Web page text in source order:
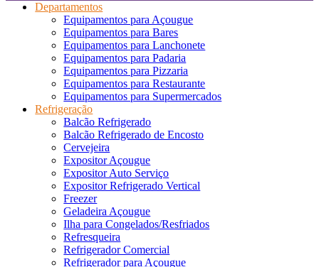
Departamentos
Equipamentos para Açougue
Equipamentos para Bares
Equipamentos para Lanchonete
Equipamentos para Padaria
Equipamentos para Pizzaria
Equipamentos para Restaurante
Equipamentos para Supermercados
Refrigeração
Balcão Refrigerado
Balcão Refrigerado de Encosto
Cervejeira
Expositor Açougue
Expositor Auto Serviço
Expositor Refrigerado Vertical
Freezer
Geladeira Açougue
Ilha para Congelados/Resfriados
Refresqueira
Refrigerador Comercial
Refrigerador para Açougue